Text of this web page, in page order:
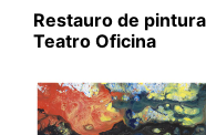
Restauro de
Teatro Oficina